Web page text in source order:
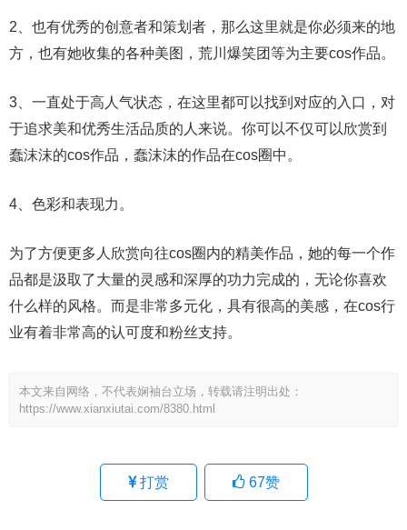
2、也有优秀的创意者和策划者，那么这里就是你必须来的地
方，也有她收集的各种美图，荒川爆笑团等为主要cos作品。
3、一直处于高人气状态，在这里都可以找到对应的入口，对
于追求美和优秀生活品质的人来说。你可以不仅可以欣赏到
蠢沫沫的cos作品，蠢沫沫的作品在cos圈中。
4、色彩和表现力。
为了方便更多人欣赏向往cos圈内的精美作品，她的每一个作
品都是汲取了大量的灵感和深厚的功力完成的，无论你喜欢
什么样的风格。而是非常多元化，具有很高的美感，在cos行
业有着非常高的认可度和粉丝支持。
本文来自网络，不代表娴袖台立场，转载请注明出处：
https://www.xianxiutai.com/8380.html
打赏 67赞